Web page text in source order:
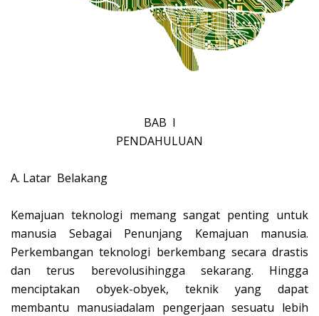
BAB I
PENDAHULUAN
A. Latar Belakang
Kemajuan teknologi memang sangat penting untuk
manusia Sebagai Penunjang Kemajuan manusia.
Perkembangan teknologi berkembang secara drastis
dan terus berevolusihingga sekarang. Hingga
menciptakan obyek-obyek, teknik yang dapat
membantu manusiadalam pengerjaan sesuatu lebih